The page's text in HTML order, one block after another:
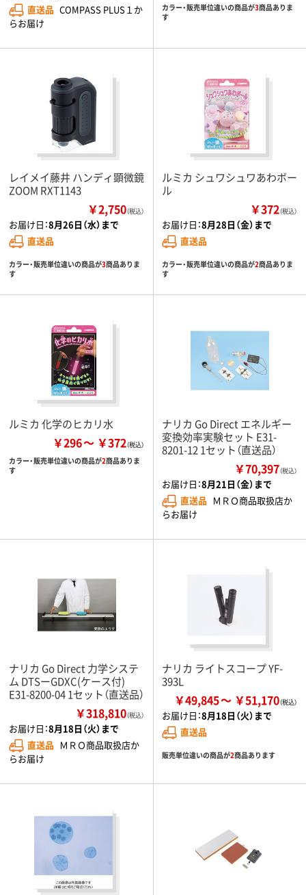
直送品 COMPASS PLUS１か
らお届け
カラー・販売単位違いの商品が3商品ありま
す
レイメイ藤井 ハンディ顕微鏡
ZOOM RXT1143
￥2,750（税込）
お届け日：8月26日（水）まで
直送品
カラー・販売単位違いの商品が3商品ありま
す
ルミカ シュワシュワあわボー
ル
￥372（税込）
お届け日：8月28日（金）まで
直送品
カラー・販売単位違いの商品が2商品ありま
す
ルミカ 化学のヒカリ水
￥296 ￥372
カラー・販売単位違いの商品が2商品ありま
す
ナリカ Go Direct エネルギー
変換効率実験セット E31-
8201-12 1セット（直送品）
￥70,397（税込）
お届け日：8月21日（金）まで
直送品 ＭＲＯ商品取扱店か
らお届け
ナリカ Go Direct 力学システ
ム DTSーGDXC(ケース付)
E31-8200-04 1セット（直送品）
￥318,810（税込）
お届け日：8月18日（火）まで
直送品 ＭＲＯ商品取扱店か
らお届け
ナリカ ライトスコープ YF-
393L
￥49,845 ￥51,170
お届け日：8月18日（火）まで
直送品
販売単位違いの商品が2商品あります